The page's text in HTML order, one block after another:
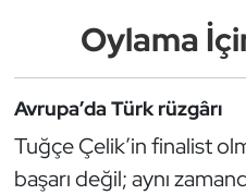
Oylama
Avrupa’da Türk rüzgârı
Tuğçe Çelik’in finalist
başarı değil; aynı
Kempo
Kick Boks
Kürek